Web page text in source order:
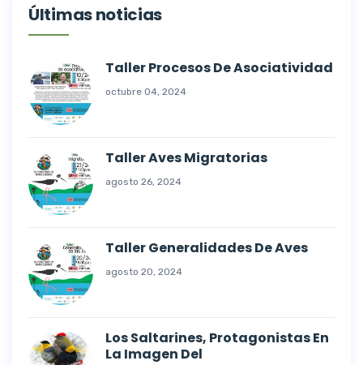
Últimas noticias
Taller Procesos De Asociatividad
octubre 04, 2024
Taller Aves Migratorias
agosto 26, 2024
Taller Generalidades De Aves
agosto 20, 2024
Los Saltarines, Protagonistas En
La Imagen Del